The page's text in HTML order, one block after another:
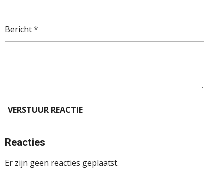
Bericht *
VERSTUUR REACTIE
Reacties
Er zijn geen reacties geplaatst.